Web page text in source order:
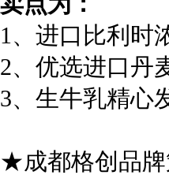
1、进口比利时
2、优选进口丹
3、生牛乳精心
★成都格创品牌